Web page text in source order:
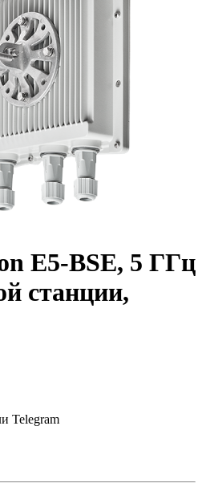
E5-BSE, 5 ГГц
станции,
Telegram